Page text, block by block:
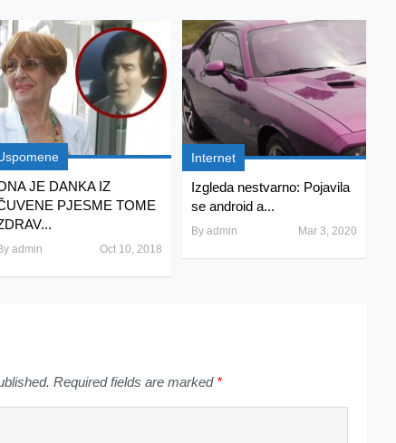
JE DANKA IZ
PJESME TOME
admin Oct 10, 2018
Internet
Izgleda nestvarno: Pojavila
se android a...
By admin Mar 3, 2020
Required fields are marked *